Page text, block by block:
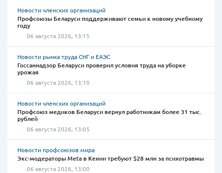
Новости членских организаций
Профсоюзы Беларуси поддерживают семьи к новому учебному
году
06 августа 2026, 13:15
Новости рынка труда СНГ и ЕАЭС
Госсаннадзор Беларуси проверил условия труда на уборке
урожая
06 августа 2026, 13:10
Новости членских организаций
Профсоюз медиков Беларуси вернул работникам более 31 тыс.
рублей
06 августа 2026, 13:05
Новости профсоюзов мира
Экс-модераторы Meta в Кении требуют $28 млн за психотравмы
06 августа 2026, 13:00